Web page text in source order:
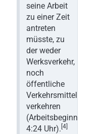
seine Arbeit
zu einer Zeit
antreten
müsste, zu
der weder
Werksverkehr,
noch
öffentliche
Verkehrsmittel
verkehren
(Arbeitsbeginn
4:24 Uhr). [4]